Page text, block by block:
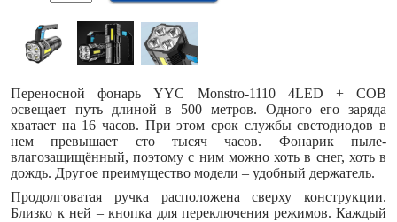
Переносной фонарь YYC Monstro-1110 4LED + COB
освещает путь длиной в 500 метров. Одного его заряда
хватает на 16 часов. При этом срок службы светодиодов в
нем превышает сто тысяч часов. Фонарик пыле-
влагозащищённый, поэтому с ним можно хоть в снег, хоть в
дождь. Другое преимущество модели – удобный держатель.
Продолговатая ручка расположена сверху конструкции.
Близко к ней – кнопка для переключения режимов. Каждый